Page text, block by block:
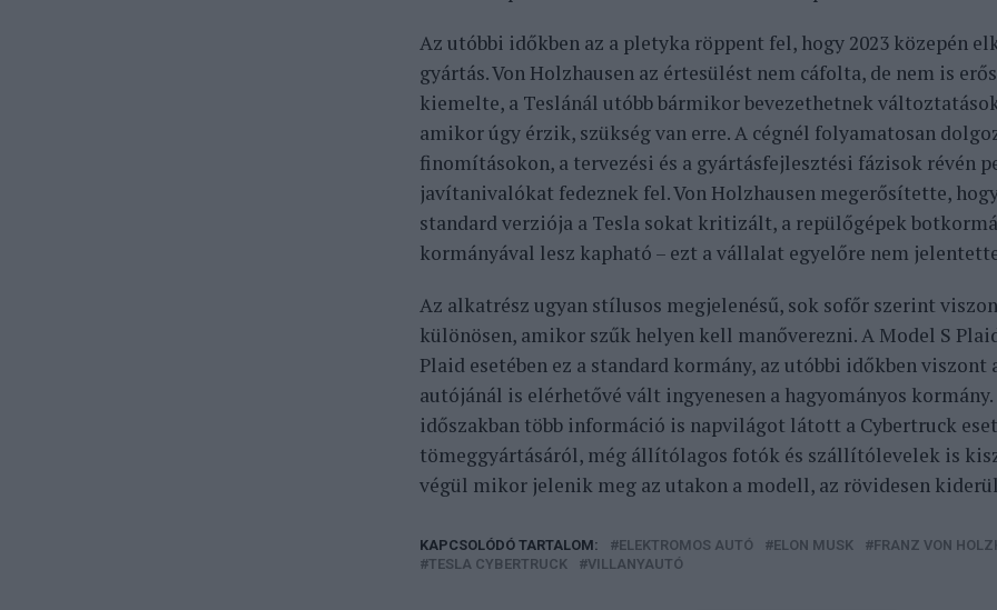
Az utóbbi időkben az a pletyka röppent fel, hogy 2023 közepén
gyártás. Von Holzhausen az értesülést nem cáfolta, de nem is
kiemelte, a Teslánál utóbb bármikor bevezethetnek
amikor úgy érzik, szükség van erre. A cégnél folyamatosan
finomításokon, a tervezési és a gyártásfejlesztési fázisok révén
javítanivalókat fedeznek fel. Von Holzhausen megerősítette,
standard verziója a Tesla sokat kritizált, a repülőgépek
kormányával lesz kapható – ezt a vállalat egyelőre nem
Az alkatrész ugyan stílusos megjelenésű, sok sofőr szerint
különösen, amikor szűk helyen kell manőverezni. A Model S
Plaid esetében ez a standard kormány, az utóbbi időkben viszont
autójánál is elérhetővé vált ingyenesen a hagyományos
időszakban több információ is napvilágot látott a Cybertruck
tömeggyártásáról, még állítólagos fotók és szállítólevelek is
végül mikor jelenik meg az utakon a modell, az rövidesen
KAPCSOLÓDÓ TARTALOM: ELEKTROMOS AUTÓ ELON MUSK FRANZ VON
TESLA CYBERTRUCK
VILLANYAUTÓ